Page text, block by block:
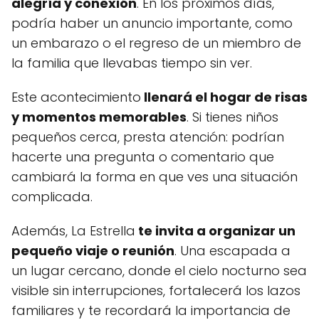
podría haber un anuncio importante, como
un embarazo o el regreso de un miembro de
la familia que llevabas tiempo sin ver.
Este acontecimiento llenará el hogar de risas
y momentos memorables. Si tienes niños
pequeños cerca, presta atención: podrían
hacerte una pregunta o comentario que
cambiará la forma en que ves una situación
complicada.
Además, La Estrella te invita a organizar un
pequeño viaje o reunión. Una escapada a
un lugar cercano, donde el cielo nocturno sea
visible sin interrupciones, fortalecerá los lazos
familiares y te recordará la importancia de